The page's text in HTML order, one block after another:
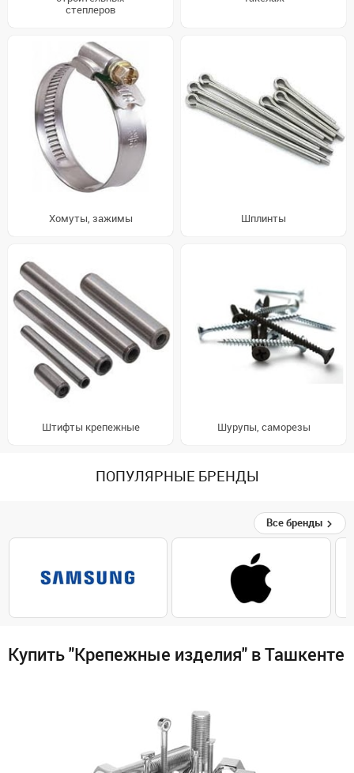
степлеров
Хомуты, зажимы Шплинты
Штифты крепежные Шурупы, саморезы
ПОПУЛЯРНЫЕ БРЕНДЫ
Все бренды
Купить "Крепежные изделия" в Ташкенте